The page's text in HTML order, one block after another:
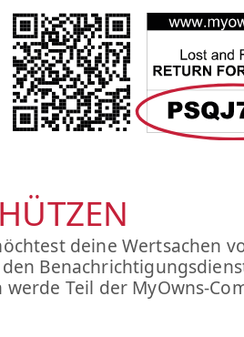
deine Wertsachen
werde Teil der MyOwns-